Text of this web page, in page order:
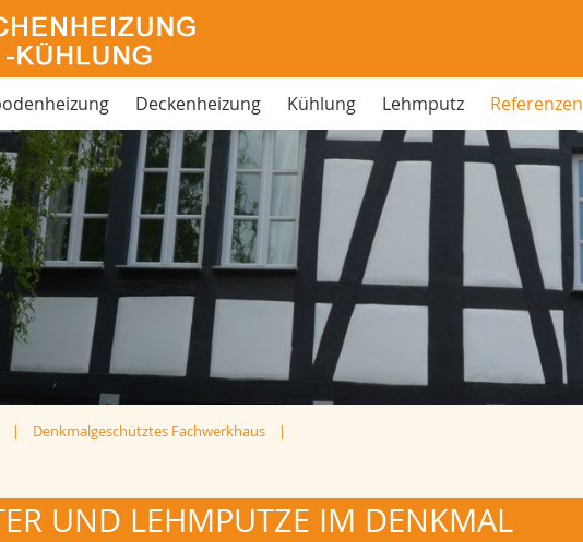
Deckenheizung Kühlung Lehmputz Referenzen
Denkmalgeschütztes Fachwerkhaus
UND LEHMPUTZE IM DENKMAL